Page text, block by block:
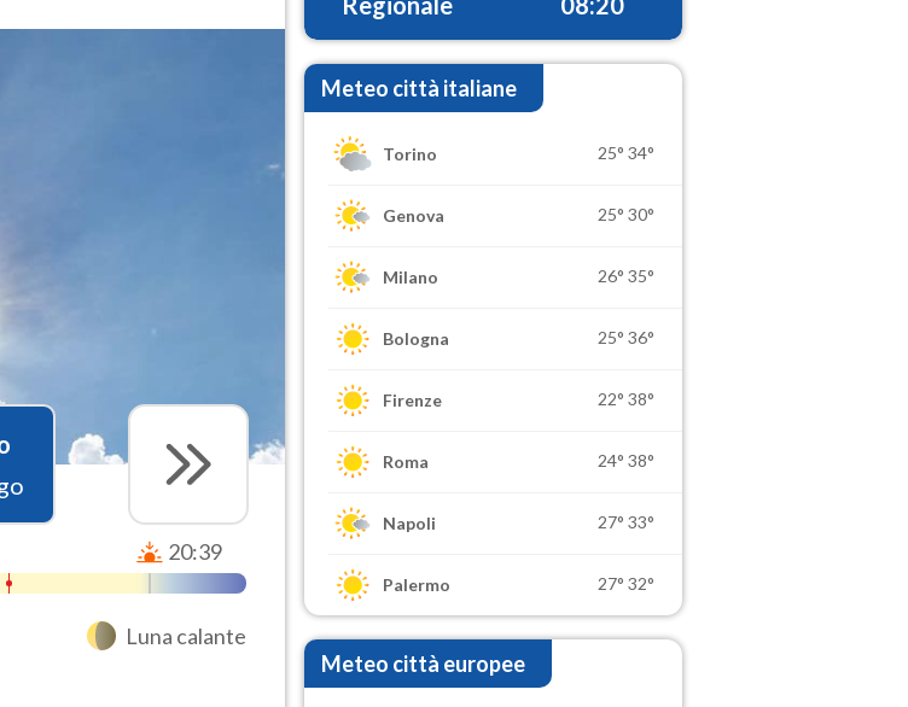
20:39
Luna calante
Meteo città italiane
Torino 25° 34°
Genova 25° 30°
Milano 26° 35°
Bologna 25° 36°
Firenze 22° 38°
Roma 24° 38°
Napoli 27° 33°
Palermo 27° 32°
Meteo città europee